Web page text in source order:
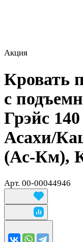
Акция
Кровать
с
Грэйс
Асахи/
(Ас-Км),
Арт. 00-00044946